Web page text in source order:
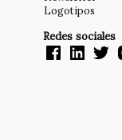
Logotipos
Redes sociales